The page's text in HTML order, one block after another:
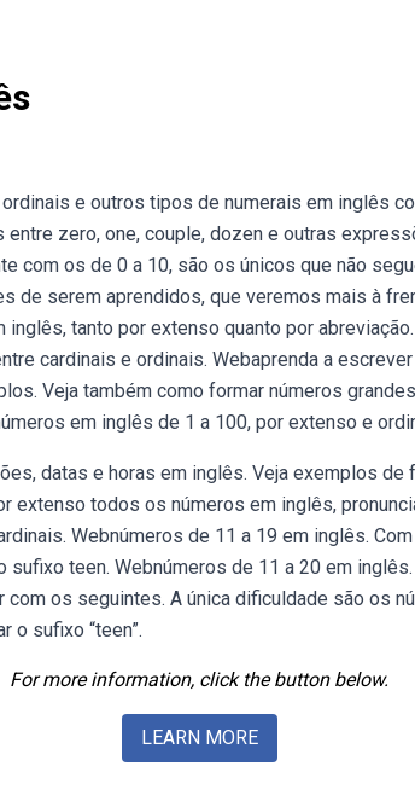
e outros tipos de numerais em inglês
zero, one, couple, dozen e outras
com os de 0 a 10, são os únicos que não
de serem aprendidos, que veremos mais à
tanto por extenso quanto por
cardinais e ordinais. Webaprenda a
Veja também como formar números
em inglês de 1 a 100, por extenso e
datas e horas em inglês. Veja exemplos
extenso todos os números em inglês,
Webnúmeros de 11 a 19 em inglês.
teen. Webnúmeros de 11 a 20 em
com os seguintes. A única dificuldade são os
o sufixo “teen”.
For more information, click the button below.
LEARN MORE